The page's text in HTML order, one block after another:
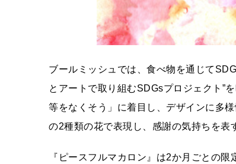
ブールミッシュでは、食べ物を通じて
とアートで取り組むSDGsプロジェクト”
等をなくそう」に着目し、デザインに多
の2種類の花で表現し、感謝の気持ちを表
『ピースフルマカロン』は2か月ごとの